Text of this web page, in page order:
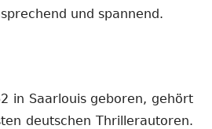
und spannend.
in Saarlouis geboren, gehört
deutschen Thrillerautoren.